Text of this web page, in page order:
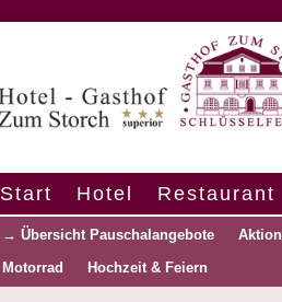
Start Hotel Restaurant
→ Übersicht Pauschalangebote
Motorrad
Hochzeit & Feiern